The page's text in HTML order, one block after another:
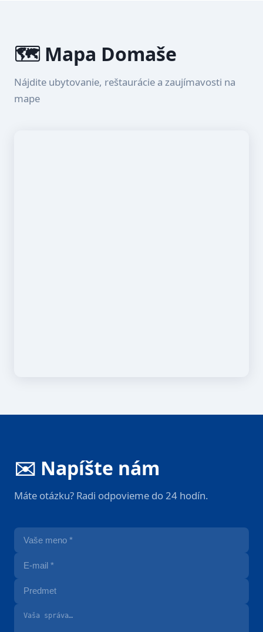
🗺️ Mapa Domaše
Nájdite ubytovanie, reštaurácie a zaujímavosti na
mape
✉️ Napíšte nám
Máte otázku? Radi odpovieme do 24 hodín.